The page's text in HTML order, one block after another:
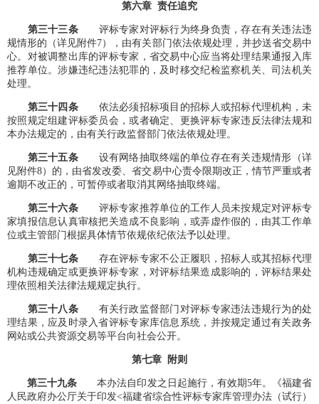
第六章 责任追究
第三十三条 评标专家对评标行为终身负责，存在有关违法违
规情形的（详见附件7），由有关部门依法依规处理，并抄送省交易中
心。对被调整出库的评标专家，省交易中心应当将处理结果通报入库
推荐单位。涉嫌违纪违法犯罪的，及时移交纪检监察机关、司法机关
处理。
第三十四 条 依法必须招标项目的招标人或招标代理机构，未
按照规定组建评标委员会，或者确定、更换评标专家违反法律法规和
本办法规定的，由有关行政监督部门依法依规处理。
第三十五条 设有网络抽取终端的单位存在有关违规情形（详
见附件8）的，由省发改委、省交易中心责令限期改正，情节严重或者
逾期不改正的，可暂停或者取消其网络抽取终端。
第三十六条 评标专家推荐单位的工作人员未按规定对评标专
家填报信息认真审核把关造成不良影响，或弄虚作假的，由其工作单
位或主管部门根据具体情节依规依纪依法予以处理。
第三十七条 存在评标专家不公正履职，招标人或其招标代理
机构违规确定或更换评标专家，对评标结果造成影响的，评标结果处
理依照相关法律法规规定执行。
第三十八条 有关行政监督部门对评标专家违法违规行为的处
理结果，应及时录入省评标专家库信息系统，并按规定通过有关政务
网站或公共资源交易等平台向社会公开。
第七章 附则
第三十九条本办法自印发之日起施行，有效期5年。《福建省
人民政府办公厅关于印发<福建省综合性评标专家库管理办法（试行）